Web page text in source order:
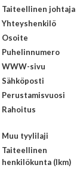
Taiteellinen johtaja
Yhteyshenkilö
Osoite
Puhelinnumero
WWW-sivu
Sähköposti
Perustamisvuosi
Rahoitus
Muu tyylilaji
Taiteellinen
henkilökunta (lkm)